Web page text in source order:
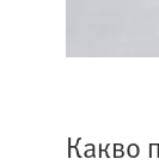
Какво